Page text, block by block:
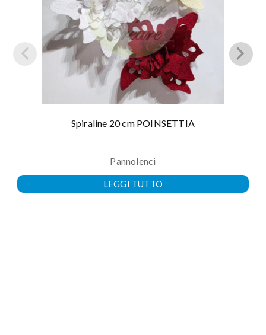
Spiraline 20 cm POINSETTIA
Pannolenci
LEGGI TUTTO